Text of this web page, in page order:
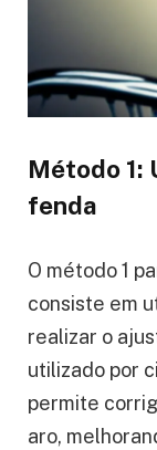
Método 1:
fenda
O método 1
consiste em
realizar o
utilizado por
permite
aro,